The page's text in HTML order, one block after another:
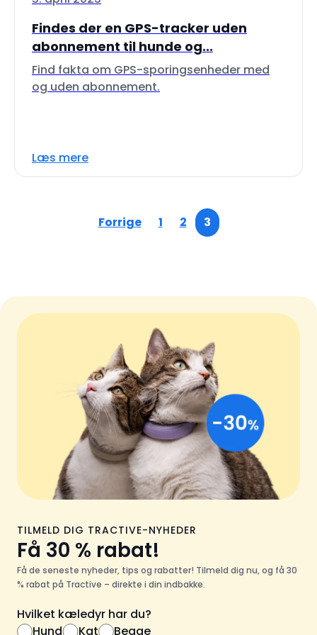
Findes der en GPS-tracker uden
abonnement til hunde og...
Find fakta om GPS-sporingsenheder med
og uden abonnement.
Læs mere
Forrige 1 2 3
TILMELD DIG TRACTIVE-NYHEDER
Få 30 % rabat!
Få de seneste nyheder, tips og rabatter! Tilmeld dig nu, og få 30
% rabat på Tractive – direkte i din indbakke.
Hvilket kæledyr har du?
Hund
Kat Begge